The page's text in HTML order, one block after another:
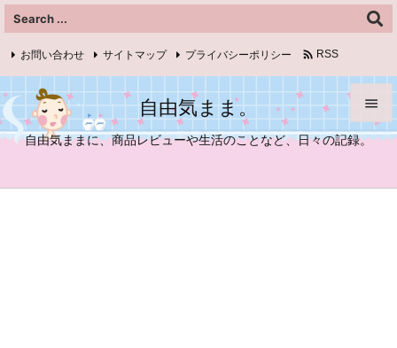
自由気まま。
自由気ままに、商品レビューや生活のことなど、日々の記録。



お問い合わせ サイトマップ プライバシーポリシー  RSS
Feedly